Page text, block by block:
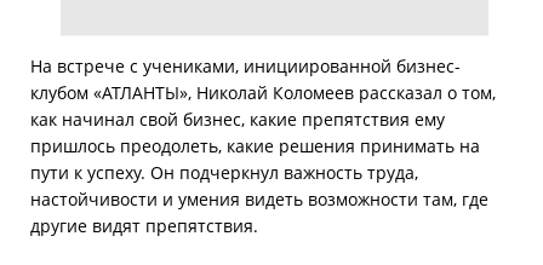
На встрече с учениками, инициированной бизнес-
клубом «АТЛАНТЫ», Николай Коломеев рассказал о том,
как начинал свой бизнес, какие препятствия ему
пришлось преодолеть, какие решения принимать на
пути к успеху. Он подчеркнул важность труда,
настойчивости и умения видеть возможности там, где
другие видят препятствия.